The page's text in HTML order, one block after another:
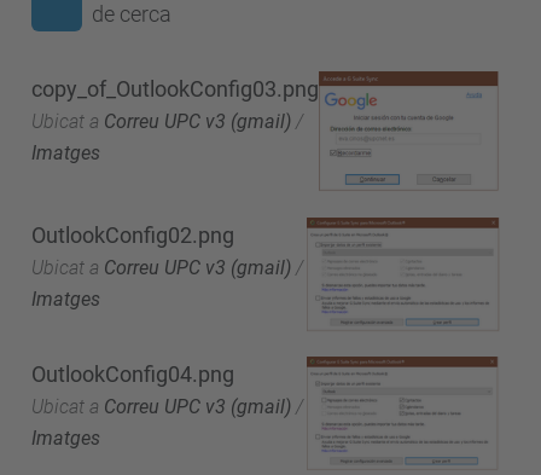
de cerca
copy_of_OutlookConfig03.png
Ubicat a Correu UPC v3 (gmail) /
Imatges
OutlookConfig02.png
Ubicat a Correu UPC v3 (gmail) /
Imatges
OutlookConfig04.png
Ubicat a Correu UPC v3 (gmail) /
Imatges